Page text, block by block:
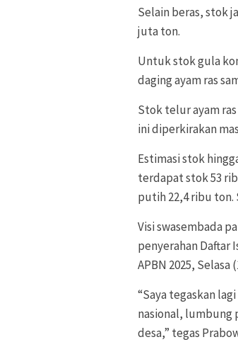
Selain beras, stok
juta ton.
Untuk stok gula
daging ayam ras
Stok telur ayam
ini diperkirakan
Estimasi stok
terdapat stok 53
putih 22,4 ribu ton.
Visi swasembada
penyerahan Daftar
APBN 2025, Selasa
“Saya tegaskan
nasional, lumbung
desa,” tegas